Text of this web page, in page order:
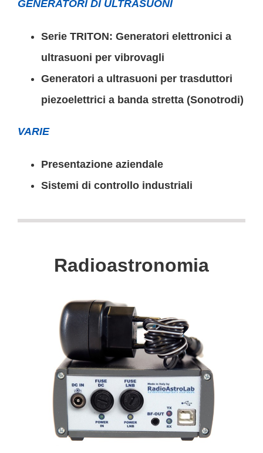
GENERATORI DI ULTRASUONI
Serie TRITON: Generatori elettronici a
ultrasuoni per vibrovagli
Generatori a ultrasuoni per trasduttori
piezoelettrici a banda stretta (Sonotrodi)
VARIE
Presentazione aziendale
Sistemi di controllo industriali
Radioastronomia